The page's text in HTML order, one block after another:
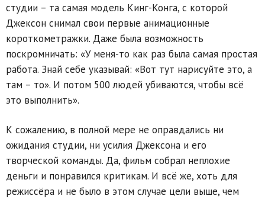
студии – та самая модель Кинг-Конга, с которой
Джексон снимал свои первые анимационные
короткометражки. Даже была возможность
поскромничать: «У меня-то как раз была самая простая
работа. Знай себе указывай: «Вот тут нарисуйте это, а
там – то». И потом 500 людей убиваются, чтобы всё
это выполнить».
К сожалению, в полной мере не оправдались ни
ожидания студии, ни усилия Джексона и его
творческой команды. Да, фильм собрал неплохие
деньги и понравился критикам. И всё же, хоть для
режиссёра и не было в этом случае цели выше, чем